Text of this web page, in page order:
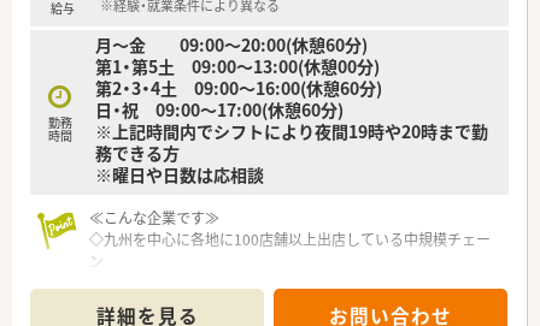
給与 ※経験・就業条件により異なる
勤務
時間
月～金 09:00～20:00(休憩60分)
第1・第5土 09:00～13:00(休憩00分)
第2・3・4土 09:00～16:00(休憩60分)
日・祝 09:00～17:00(休憩60分)
※上記時間内でシフトにより夜間19時や20時まで勤
務できる方
※曜日や日数は応相談
≪こんな企業です≫
◇九州を中心に各地に100店舗以上出店している中規模チェー
ン
詳細を見る お問い合わせ